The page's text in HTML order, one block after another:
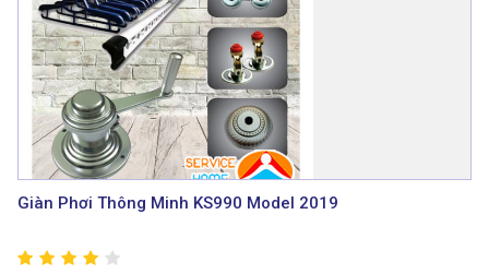
Giàn Phơi Thông Minh KS990 Model 2019